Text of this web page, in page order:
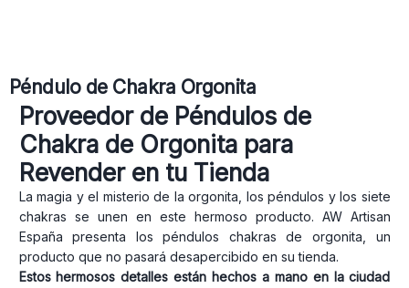
Péndulo de Chakra Orgonita
Proveedor de Péndulos de
Chakra de Orgonita para
Revender en tu Tienda
La magia y el misterio de la orgonita, los péndulos y los siete
chakras se unen en este hermoso producto. AW Artisan
España presenta los péndulos chakras de orgonita, un
producto que no pasará desapercibido en su tienda.
Estos hermosos detalles están hechos a mano en la ciudad